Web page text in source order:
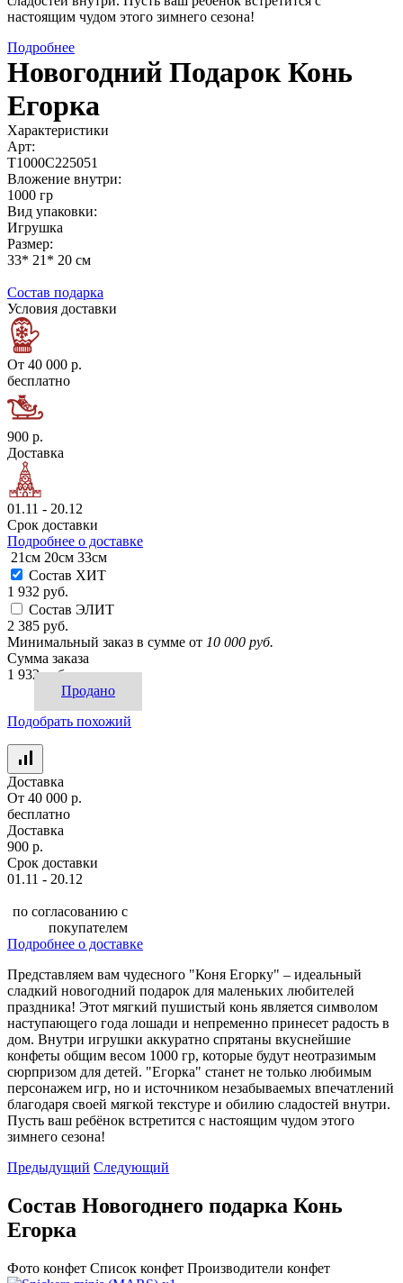
настоящим чудом этого зимнего сезона!
Подробнее
Новогодний Подарок Конь
Егорка
Характеристики
Арт:
Т1000С225051
Вложение внутри:
1000 гр
Вид упаковки:
Игрушка
Размер:
33* 21* 20 см
Состав подарка
Условия доставки
От 40 000 р.
бесплатно
900 р.
Доставка
01.11 - 20.12
Срок доставки
Подробнее о доставке
21см 20см 33см
Состав ХИТ
1 932 руб.
Состав ЭЛИТ
2 385 руб.
Минимальный заказ в сумме от 10 000 руб.
Сумма заказа
1 932 руб.
Продано
Подобрать похожий
Доставка
От 40 000 р.
бесплатно
Доставка
900 р.
Срок доставки
01.11 - 20.12
по согласованию с
покупателем
Подробнее о доставке
Представляем вам чудесного "Коня Егорку" – идеальный
сладкий новогодний подарок для маленьких любителей
праздника! Этот мягкий пушистый конь является символом
наступающего года лошади и непременно принесет радость в
дом. Внутри игрушки аккуратно спрятаны вкуснейшие
конфеты общим весом 1000 гр, которые будут неотразимым
сюрпризом для детей. "Егорка" станет не только любимым
персонажем игр, но и источником незабываемых впечатлений
благодаря своей мягкой текстуре и обилию сладостей внутри.
Пусть ваш ребёнок встретится с настоящим чудом этого
зимнего сезона!
Предыдущий Следующий
Состав Новогоднего подарка Конь
Егорка
Фото конфет Список конфет Производители конфет